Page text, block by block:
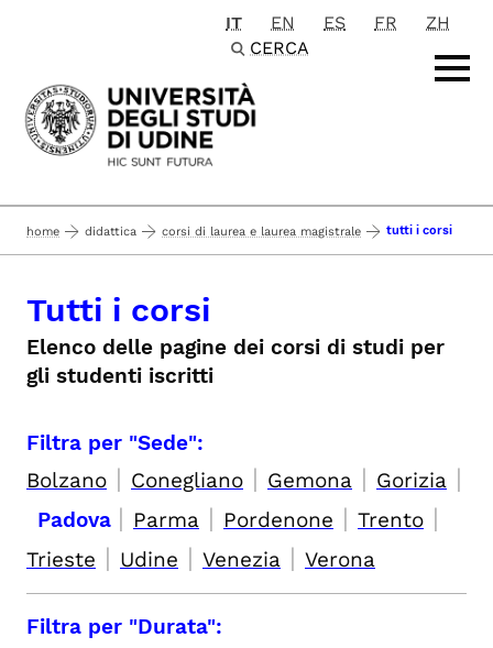
Passa al contenuto principale
IT EN ES FR
ZH
CERCA
home didattica corsi di laurea e laurea magistrale tutti i corsi
Tutti i corsi
Elenco delle pagine dei corsi di studi per
gli studenti iscritti
Filtra per "Sede":
Bolzano | Conegliano | Gemona | Gorizia |
Padova | Parma | Pordenone | Trento |
Trieste | Udine | Venezia | Verona
Filtra per "Durata":